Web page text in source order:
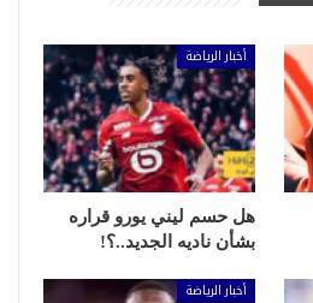
أخبار الرياضة
هل حسم ليني يورو قراره
بشأن ناديه الجديد..؟!
أخبار الرياضة